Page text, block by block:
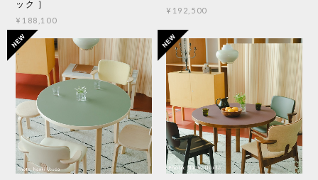
ック ］
¥188,100
¥192,500